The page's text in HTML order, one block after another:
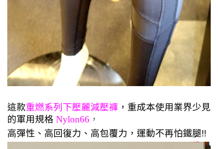
這款重燃系列下壓麗減壓褲 ，重成本使用業界少見
的軍用規格 Nylon66 ，
高彈性、高回復力、高包覆力，運動不再怕鐵腿!!